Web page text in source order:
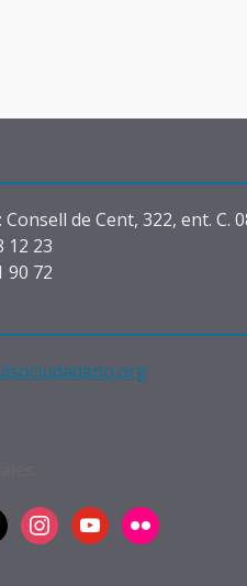
Consell de Cent, 322, ent. C.
12 23
90 72
instagramyoutubeflickr